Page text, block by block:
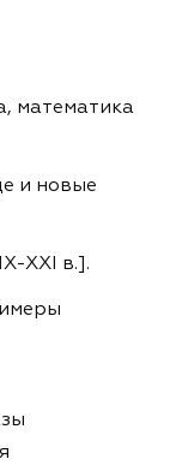
математика
и новые
XXI в.].